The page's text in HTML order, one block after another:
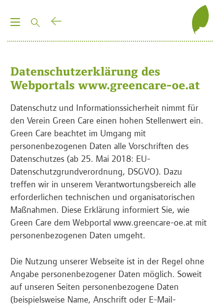
T
l
e
a
v
i
g
a
t
i
o
n
Datenschutzerklärung des
Webportals www.greencare-oe.at
Datenschutz und Informationssicherheit nimmt für
den Verein Green Care einen hohen Stellenwert ein.
Green Care beachtet im Umgang mit
personenbezogenen Daten alle Vorschriften des
Datenschutzes (ab 25. Mai 2018: EU-
Datenschutzgrundverordnung, DSGVO). Dazu
treffen wir in unserem Verantwortungsbereich alle
erforderlichen technischen und organisatorischen
Maßnahmen. Diese Erklärung informiert Sie, wie
Green Care dem Webportal www.greencare-oe.at mit
personenbezogenen Daten umgeht.
Die Nutzung unserer Webseite ist in der Regel ohne
Angabe personenbezogener Daten möglich. Soweit
auf unseren Seiten personenbezogene Daten
(beispielsweise Name, Anschrift oder E-Mail-